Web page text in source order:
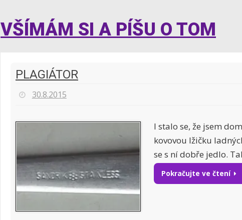
VŠÍMÁM SI A PÍŠU O TOM
PLAGIÁTOR
30.8.2015
I stalo se, že jsem
kovovou lžičku
se s ní dobře jedlo.
Pokračujte ve čtení